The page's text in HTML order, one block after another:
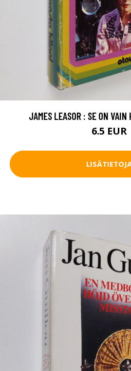
JAMES LEASOR : SE ON
6.5 EUR